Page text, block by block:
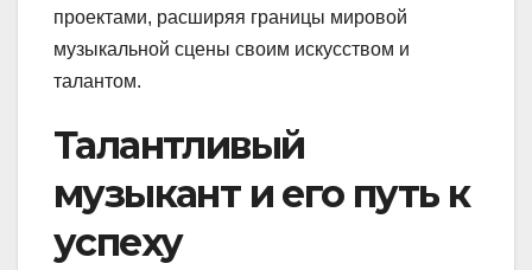
проектами, расширяя границы мировой
музыкальной сцены своим искусством и
талантом.
Талантливый
музыкант и его путь к
успеху